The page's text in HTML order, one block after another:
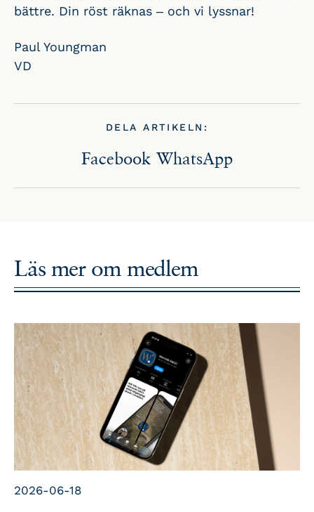
bättre. Din röst räknas – och vi lyssnar!
Paul Youngman
VD
DELA ARTIKELN:
Facebook WhatsApp
Läs mer om medlem
2026-06-18